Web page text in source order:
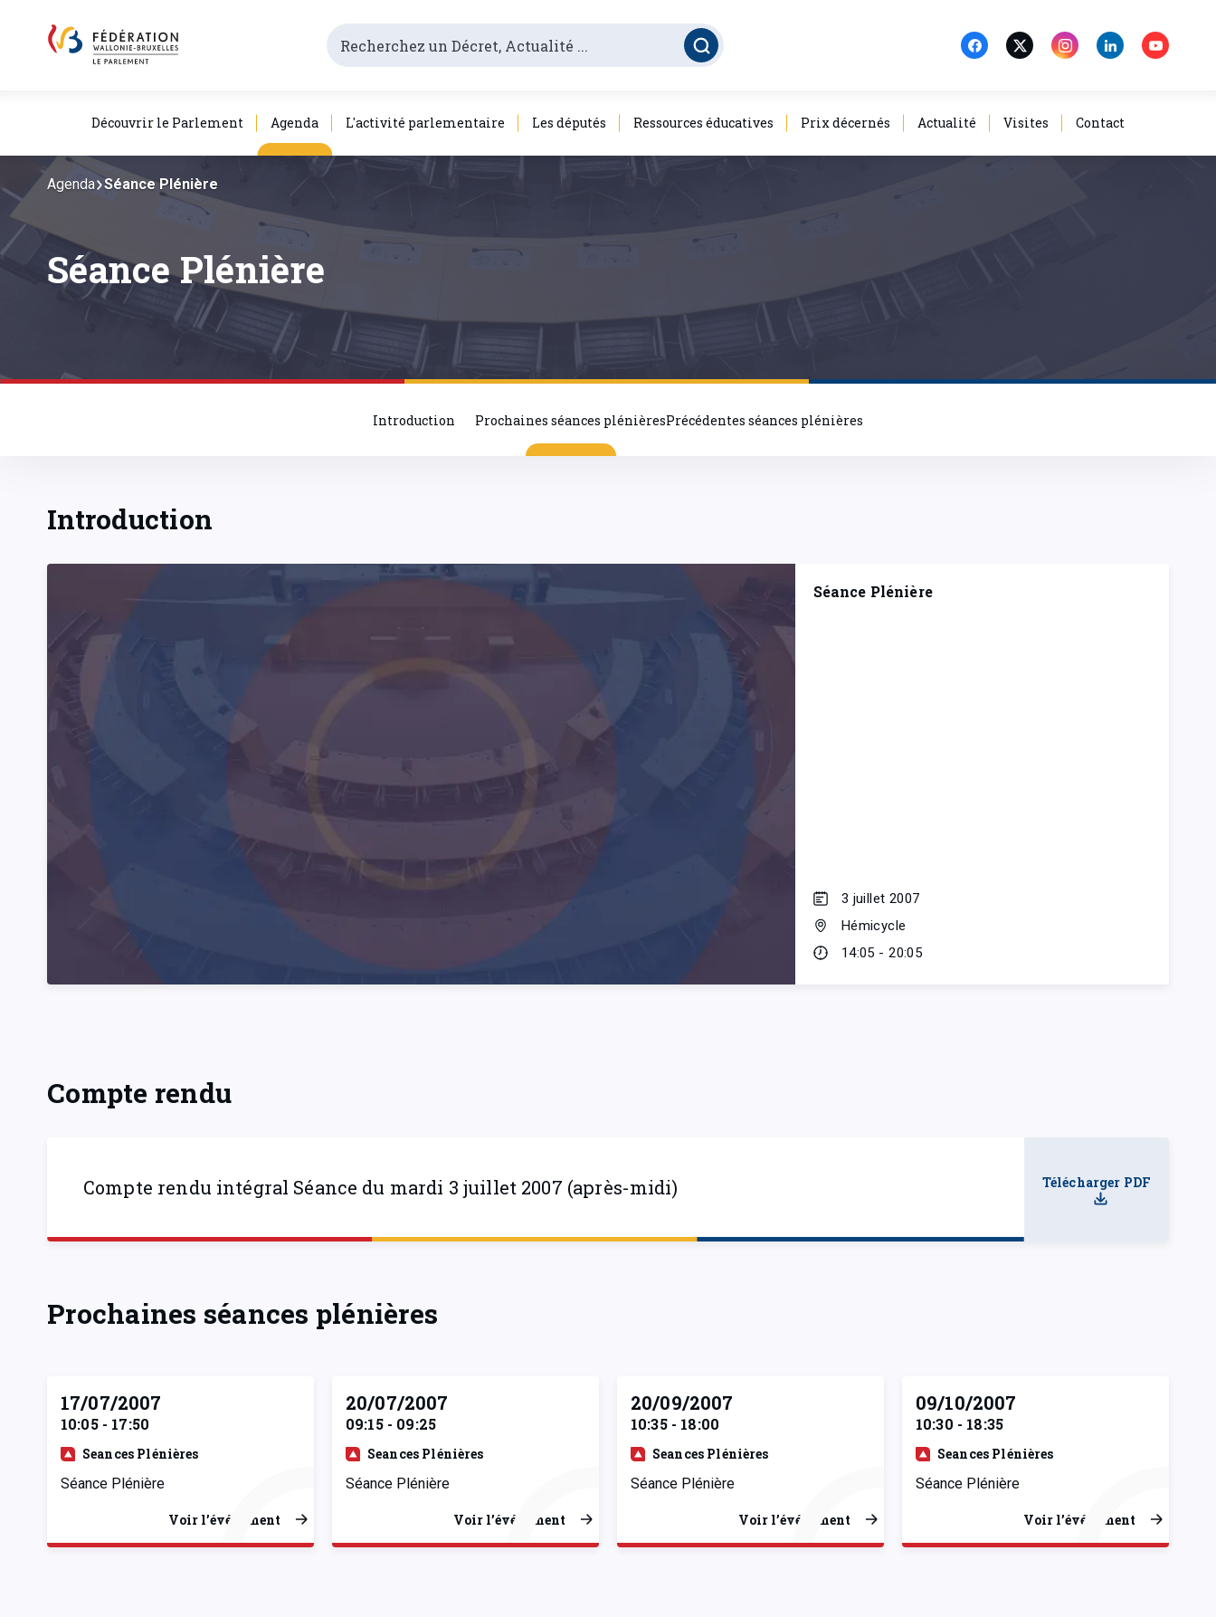
Découvrir le Parlement Agenda L'activité parlementaire Les députés Ressources éducatives Prix décernés Actualité Visites Contact
Séance Plénière
Agenda Séance Plénière
Introduction Prochaines séances plénièresPrécédentes séances plénières
Introduction
Séance Plénière
3 juillet 2007
Hémicycle
14:05 - 20:05
Compte rendu
Compte rendu intégral Séance du mardi 3 juillet 2007 (après-midi) Télécharger PDF
Prochaines séances plénières
17/07/2007
10:05 - 17:50
Seances Plénières
Séance Plénière
Voir l’événement
20/07/2007
09:15 - 09:25
Seances Plénières
Séance Plénière
Voir l’événement
20/09/2007
10:35 - 18:00
Seances Plénières
Séance Plénière
Voir l’événement
09/10/2007
10:30 - 18:35
Seances Plénières
Séance Plénière
Voir l’événement